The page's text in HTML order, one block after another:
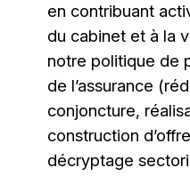
en contribuant
du cabinet et à la
notre politique de
de l’assurance
conjoncture,
construction
décryptage